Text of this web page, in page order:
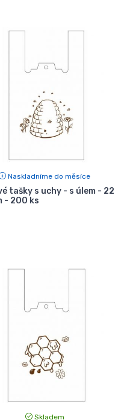
Naskladníme do měsíce
tašky s uchy - s úlem - 22
- 200 ks
Skladem